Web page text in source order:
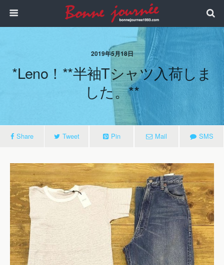
2019年5月18日
*leno！**半袖Tシャツ入荷しま
した。**
Share Tweet Pin Mail SMS